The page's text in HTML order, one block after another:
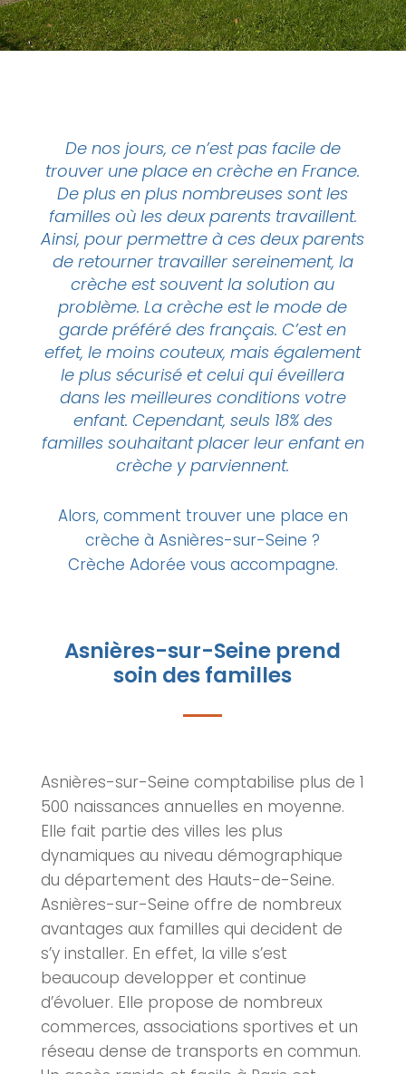
De nos jours, ce n’est pas facile de
trouver une place encrèche en France.
De plus en plus nombreuses sont les
familles où les deux parents travaillent.
Ainsi, pour permettre à ces deux parents
de retourner travailler sereinement, la
crèche est souvent la solution au
problème. Lacrèche est le mode de
garde préféré des français. C’est en
effet, le moins couteux, mais également
le plus sécurisé et celui qui éveillera
dans les meilleures conditions votre
enfant. Cependant, seuls 18% des
familles souhaitant placer leur enfant en
crèche y parviennent.
Alors, comment trouver une place en
crèche à Asnières-sur-Seine ?
Crèche Adorée vous accompagne.
Asnières-sur-Seine prend
soin des familles
Asnières-sur-Seine comptabilise plus de 1
500 naissances annuelles en moyenne.
Elle fait partie des villes les plus
dynamiques au niveau démographique
du département des Hauts-de-Seine.
Asnières-sur-Seine offre de nombreux
avantages aux familles qui decident de
s’y installer. En effet, la ville s’est
beaucoup developper et continue
d’évoluer. Elle propose de nombreux
commerces, associations sportives et un
réseau dense de transports en commun.